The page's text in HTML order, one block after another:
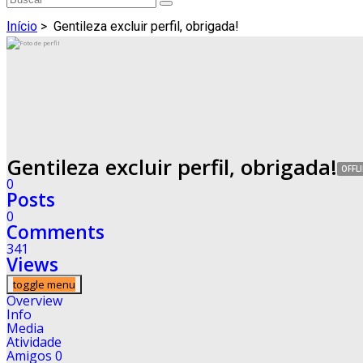
Início > Gentileza excluir perfil, obrigada!
Gentileza excluir perfil, obrigada!
0
Posts
0
Comments
341
Views
toggle menu
Overview
Info
Media
Atividade
Amigos 0